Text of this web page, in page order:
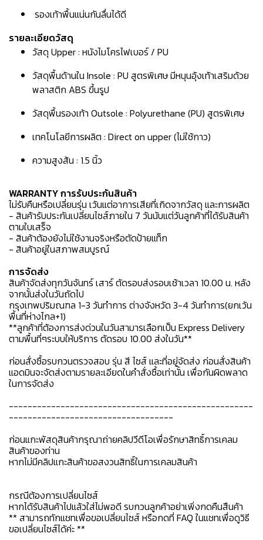
รองเท้าพื้นแน่นกันลื่นได้ดี
รายละเอียดวัสดุ
วัสดุ Upper : หนังไมโครไฟเบอร์ / PU
วัสดุพื้นด้านใน Insole : PU สูตรพิเศษ มีหนุนอุ้งเท้าเสริมด้วย
พลาสติก ABS ขึ้นรูป
วัสดุพื้นรองเท้า Outsole : Polyurethane (PU) สูตรพิเศษ
เทคโนโลยีการผลิต : Direct on upper (ไม่ใช้กาว)
ความสูงส้น : 1.5 นิ้ว
WARRANTY การรับประกันสินค้า
ไม่รับคืนหรือเปลี่ยนรุ่น เว้นแต่อาการเสียที่เกิดจากวัสดุ และการผลิต
- สินค้ารับประกันเปลี่ยนไซส์ภายใน 7 วันนับแต่วันลูกค้าที่ได้รับสินค้า
ตามใบเสร็จ
- สินค้าต้องยังไม่ใช้งานจริงหรือตัดป้ายแท็ก
- สินค้าอยู่ในสภาพสมบูรณ์
การจัดส่ง
สินค้าจัดส่งทุกวันจันทร์ เสาร์ ตัดรอบส่งรอบเช้าเวลา 10.00 น. หลัง
จากนั้นส่งในวันถัดไป
กรุงเทพปริมณฑล 1-3 วันทำการ ต่างจังหวัด 3-4 วันทำการ(ยกเว้น
พื้นที่ห่างไกล+1)
**ลูกค้าที่ต้องการส่งด่วนในวันสามารเลือกเป็น Express Delivery
ตามพื้นที่ๆระบบให้บริการ ตัดรอบ 10.00 ส่งในวัน**
ก่อนสั่งซื้อรบกวนตรวจสอบ รุ่น สี ไซส์ และที่อยู่จัดส่ง ก่อนสั่งสินค้า
แอดมินจะจัดส่งตามรายละเอียดในคำสั่งซื้อเท่านั้น เพื่อกันผิดพลาด
ในการจัดส่ง
----------------------------------------------------
-----------------------------------
ก่อนแกะพัสดุสินค้ากรุณาถ่ายคลิปวีดีโอเพื่อรักษาสิทธิ์การเคลม
สินค้าของท่าน
หากไม่มีคลิปแกะสินค้าขอสงวนสิทธิ์ในการเคลมสินค้า
กรณีต้องการเปลี่ยนไซส์
หากได้รับสินค้าไปแล้วใส่ไม่พอดี รบกวนลูกค้าอย่าเพิ่งกดคืนสืนค้า
** สามารถทักแชทเพื่อขอเปลี่ยนไซส์ หรือกดที่ FAQ ในแชทเพื่อดูวิธี
ขอเปลี่ยนไซส์ได้ค่ะ **